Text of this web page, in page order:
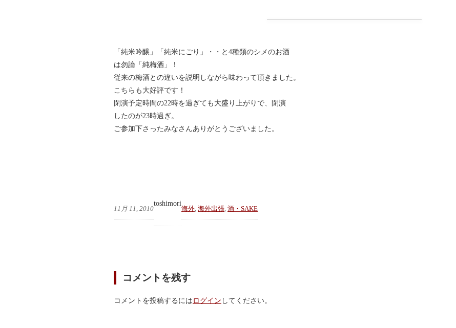
「純米吟醸」「純米にごり」・・と4種類のシメのお酒
は勿論「純梅酒」！
従来の梅酒との違いを説明しながら味わって頂きました。
こちらも大好評です！
閉演予定時間の22時を過ぎても大盛り上がりで、閉演
したのが23時過ぎ。
ご参加下さったみなさんありがとうございました。
11月 11, 2010
toshimori
海外, 海外出張, 酒・SAKE
コメントを残す
コメントを投稿するには ログイン してください。